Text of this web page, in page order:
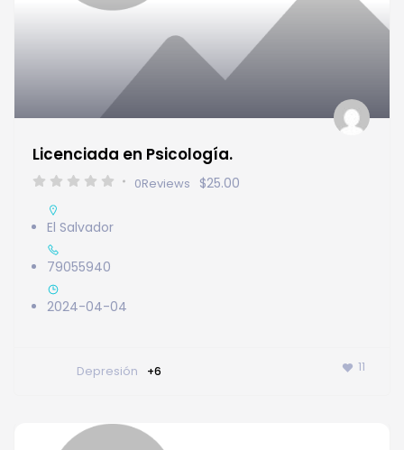
Licenciada en Psicología.
0Reviews $25.00
El Salvador
79055940
2024-04-04
Depresión +6 11